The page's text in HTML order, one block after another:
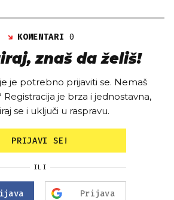
KOMENTARI0
znaš da želiš!
je potrebno prijaviti se. Nemaš
Registracija je brza i jednostavna,
se i uključi u raspravu.
PRIJAVI SE!
ILI
Prijava